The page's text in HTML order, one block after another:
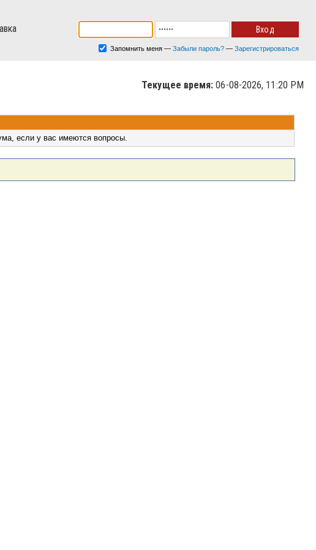
Запомнить меня — Забыли пароль? — Зарегистрироваться
Текущее время: 06-08-2026, 11:20 PM
если у вас имеются вопросы.